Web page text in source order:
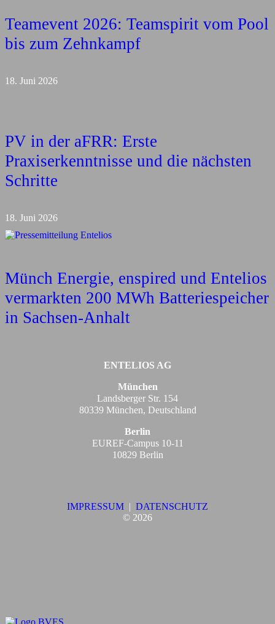
Teamevent 2026: Teamspirit vom Pool
bis zum Zehnkampf
18. Juni 2026
PV in der aFRR: Erste
Praxiserkenntnisse und die nächsten
Schritte
18. Juni 2026
Münch Energie, enspired und Entelios
vermarkten 200 MWh Batteriespeicher
in Sachsen-Anhalt
ENTELIOS AG
München
Landsberger Str. 154
80339 München, Deutschland
Berlin
EUREF-Campus 10-11
10829 Berlin
IMPRESSUM | DATENSCHUTZ
© 2026